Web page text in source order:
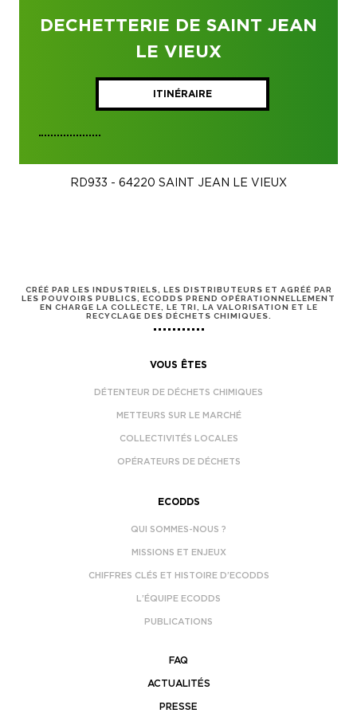
DECHETTERIE DE SAINT JEAN
LE VIEUX
ITINÉRAIRE
RD933 - 64220 SAINT JEAN LE VIEUX
CRÉÉ PAR LES INDUSTRIELS, LES DISTRIBUTEURS ET AGRÉÉ PAR
LES POUVOIRS PUBLICS, ECODDS PREND OPÉRATIONNELLEMENT
EN CHARGE LA COLLECTE, LE TRI, LA VALORISATION ET LE
RECYCLAGE DES DÉCHETS CHIMIQUES.
VOUS ÊTES
DÉTENTEUR DE DÉCHETS CHIMIQUES
METTEURS SUR LE MARCHÉ
COLLECTIVITÉS LOCALES
OPÉRATEURS DE DÉCHETS
ECODDS
QUI SOMMES-NOUS ?
MISSIONS ET ENJEUX
CHIFFRES CLÉS ET HISTOIRE D’ECODDS
L’ÉQUIPE ECODDS
PUBLICATIONS
FAQ
ACTUALITÉS
PRESSE